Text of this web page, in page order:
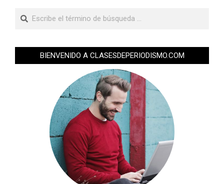
BIENVENIDO A CLASESDEPERIODISMO.COM